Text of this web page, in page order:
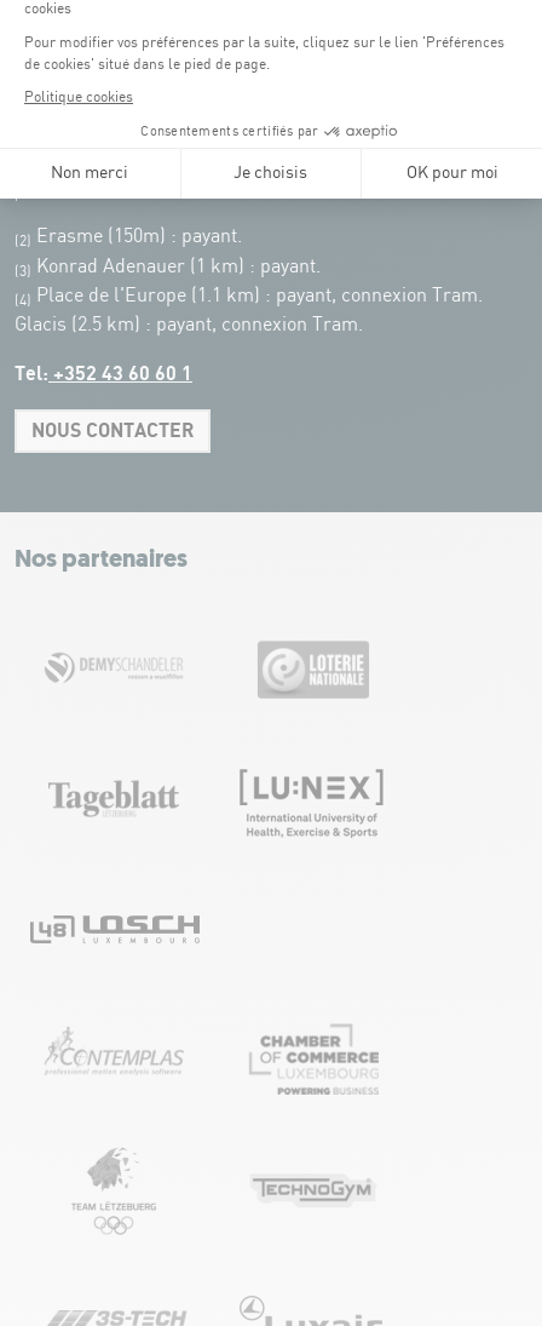
(1) Parking Coque: payant -3 heures offertes pour les
Pendant les jours d'événements à la Coque, les places de parkings sont
restreintes. Veuillez privilégier les transports en commun dans la mesure du
(2) Erasme (150m) : payant.
(3) Konrad Adenauer (1 km) : payant.
(4)
Place de l'Europe (1.1 km) : payant, connexion Tram.
Glacis (2.5 km) : payant, connexion Tram.
Tel: +352 43 60 60 1
NOUS CONTACTER
+
−
Leaflet|Map tiles by Carto, under CC BY 3.0. Data by OpenStreetMap, under
Nos partenaires